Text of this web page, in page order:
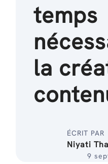
temps
la
ÉCRIT PAR
Niyati
9